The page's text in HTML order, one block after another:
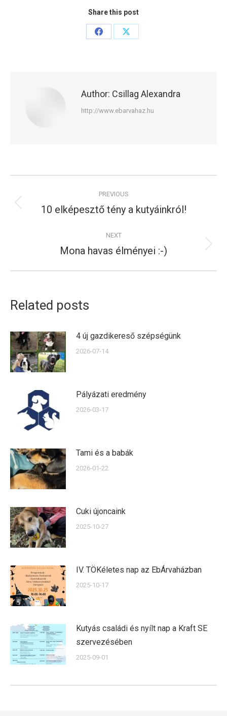
Share this post
Share
Share
Author: Csillag Alexandra
http://www.ebarvahaz.hu
navigation
PREVIOUS
Previous
10 elképesztő tény a kutyáinkról!
NEXT
Next
Mona havas élményei :-)
Related posts
4 új gazdikereső szépségünk
2026-07-14
Pályázati eredmény
2026-03-17
Tami és a babák
2026-01-22
Cuki újoncaink
2025-10-27
IV. TÖKéletes nap az EbÁrvaházban
2025-10-17
Kutyás családi és nyílt nap a Kraft SE
szervezésében
2025-09-01